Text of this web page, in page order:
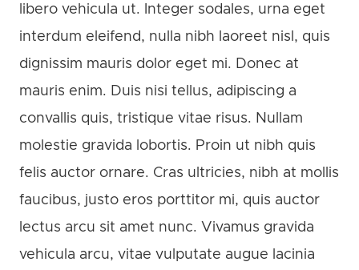
libero vehicula ut. Integer sodales, urna eget
interdum eleifend, nulla nibh laoreet nisl, quis
dignissim mauris dolor eget mi. Donec at
mauris enim. Duis nisi tellus, adipiscing a
convallis quis, tristique vitae risus. Nullam
molestie gravida lobortis. Proin ut nibh quis
felis auctor ornare. Cras ultricies, nibh at mollis
faucibus, justo eros porttitor mi, quis auctor
lectus arcu sit amet nunc. Vivamus gravida
vehicula arcu, vitae vulputate augue lacinia